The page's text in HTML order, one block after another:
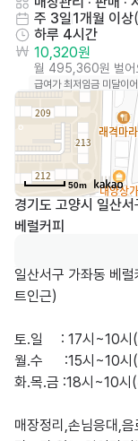
주 3일1개월 이상(
하루 4시간
10,320원
월 495,360원 벌어
급여가 최저임금 미달이
50m
경기도 고양시 일산
베럴커피
일산서구 가좌동 베
트인근)
토.일     : 17시~10시
월.수      :15시~10시
화.목.금 :18시~10시
매장정리,손님응대,